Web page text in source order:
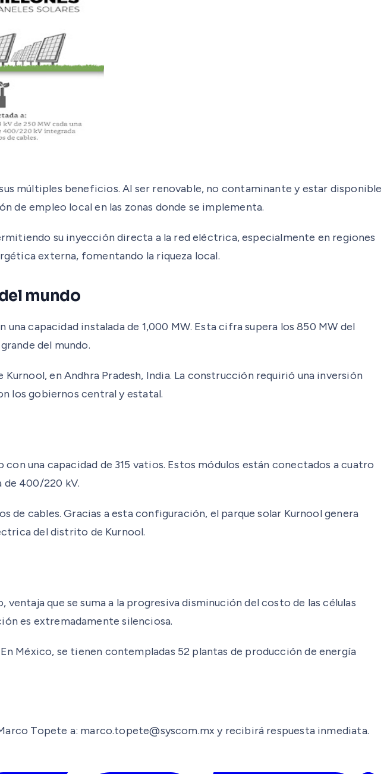
múltiples beneficios. Al ser renovable, no contaminante y estar disponible
de empleo local en las zonas donde se implementa.
su inyección directa a la red eléctrica, especialmente en regiones
externa, fomentando la riqueza local.
mundo
capacidad instalada de 1,000 MW. Esta cifra supera los 850 MW del
del mundo.
en Andhra Pradesh, India. La construcción requirió una inversión
los gobiernos central y estatal.
una capacidad de 315 vatios. Estos módulos están conectados a cuatro
de 400/220 kV.
cables. Gracias a esta configuración, el parque solar Kurnool genera
del distrito de Kurnool.
que se suma a la progresiva disminución del costo de las células
es extremadamente silenciosa.
México, se tienen contempladas 52 plantas de producción de energía
Topete a: marco.topete@syscom.mx y recibirá respuesta inmediata.